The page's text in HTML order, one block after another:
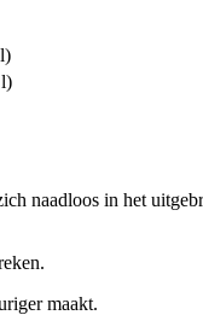
naadloos in het
maakt.